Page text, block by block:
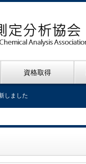
資格取得
しました